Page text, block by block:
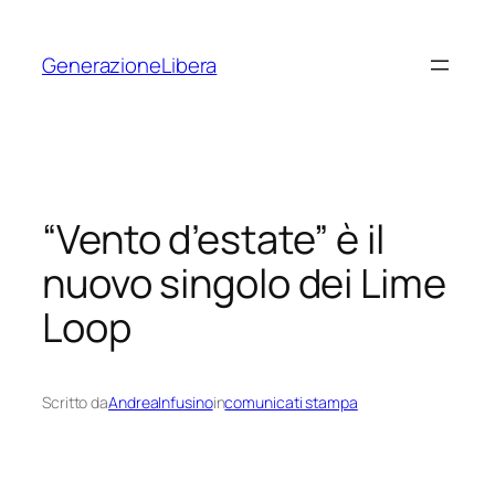
contenuto
GenerazioneLibera
“Vento d’estate” è il
nuovo singolo dei Lime
Loop
Scritto daAndreaInfusinoincomunicati stampa